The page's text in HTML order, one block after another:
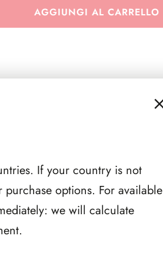
Euro
quantità
AGGIUNGI AL CARRELLO
If your country is not
options. For available
we will calculate